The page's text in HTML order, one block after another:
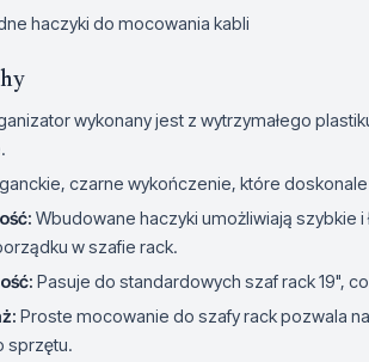
haczyki do mocowania kabli
wykonany jest z wytrzymałego
czarne wykończenie, które
Wbudowane haczyki umożliwiają szybkie
w szafie rack.
Pasuje do standardowych szaf rack 19",
Proste mocowanie do szafy rack pozwala
sprzętu.